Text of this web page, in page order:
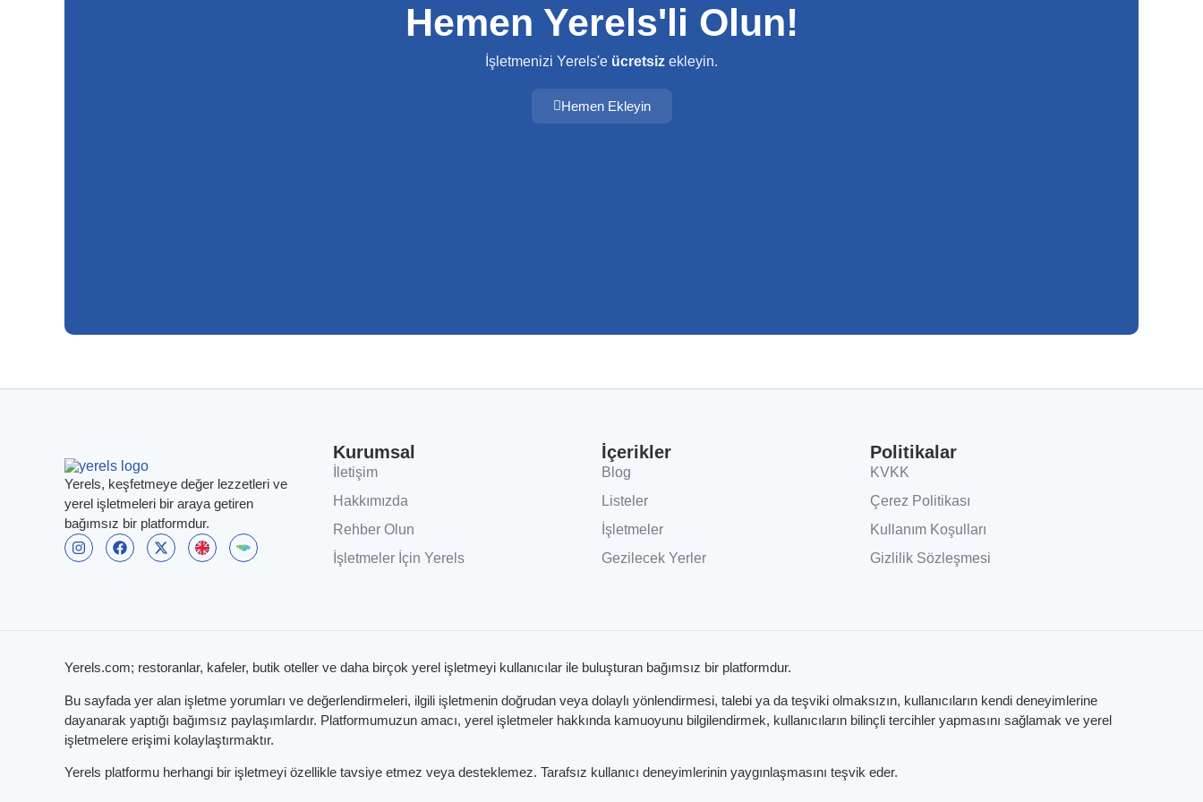
Hemen Yerels'li Olun!
İşletmenizi Yerels'e ücretsiz ekleyin.
Hemen Ekleyin
Yerels, keşfetmeye değer lezzetleri ve
yerel işletmeleri bir araya getiren
bağımsız bir platformdur.
Kurumsal
İletişim
Hakkımızda
Rehber Olun
İşletmeler İçin Yerels
İçerikler
Blog
Listeler
İşletmeler
Gezilecek Yerler
Politikalar
KVKK
Çerez Politikası
Kullanım Koşulları
Gizlilik Sözleşmesi
Yerels.com; restoranlar, kafeler, butik oteller ve daha birçok yerel işletmeyi kullanıcılar ile buluşturan bağımsız bir platformdur.
Bu sayfada yer alan işletme yorumları ve değerlendirmeleri, ilgili işletmenin doğrudan veya dolaylı yönlendirmesi, talebi ya da teşviki olmaksızın, kullanıcıların kendi deneyimlerine
dayanarak yaptığı bağımsız paylaşımlardır. Platformumuzun amacı, yerel işletmeler hakkında kamuoyunu bilgilendirmek, kullanıcıların bilinçli tercihler yapmasını sağlamak ve yerel
işletmelere erişimi kolaylaştırmaktır.
Yerels platformu herhangi bir işletmeyi özellikle tavsiye etmez veya desteklemez. Tarafsız kullanıcı deneyimlerinin yaygınlaşmasını teşvik eder.